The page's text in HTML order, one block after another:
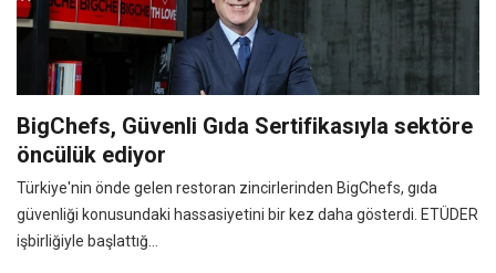
BigChefs, Güvenli Gıda Sertifikasıyla sektöre
öncülük ediyor
Türkiye'nin önde gelen restoran zincirlerinden BigChefs, gıda
güvenliği konusundaki hassasiyetini bir kez daha gösterdi. ETÜDER
işbirliğiyle başlattığ...